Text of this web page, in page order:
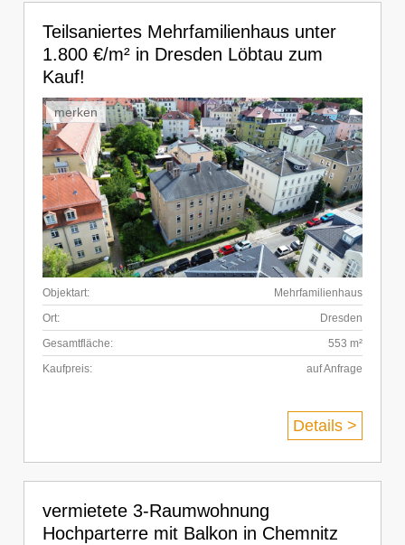
Teilsaniertes Mehrfamilienhaus unter
1.800 €/m² in Dresden Löbtau zum
Kauf!
merken
Objektart:
Mehrfamilienhaus
Ort:
Dresden
Gesamtfläche:
553 m²
Kaufpreis:
auf Anfrage
Details >
vermietete 3-Raumwohnung
Hochparterre mit Balkon in Chemnitz